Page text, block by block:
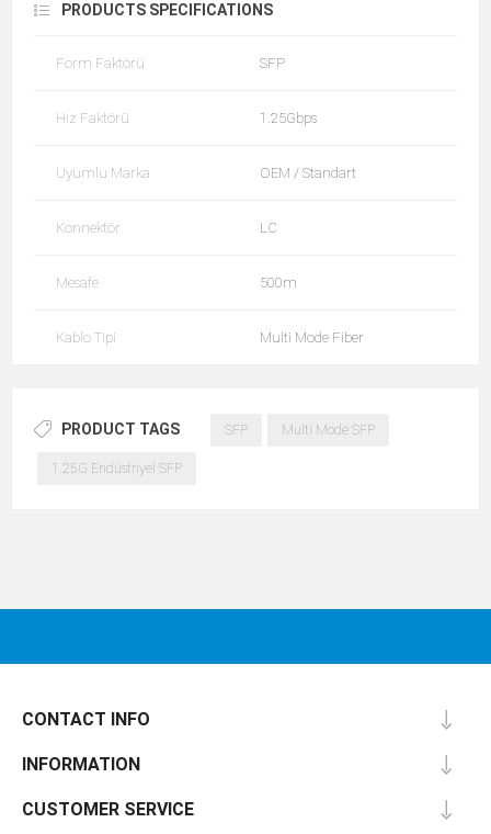
PRODUCTS SPECIFICATIONS
Form Faktörü SFP
Hız Faktörü 1.25Gbps
Uyumlu Marka OEM / Standart
Konnektör LC
Mesafe 500m
Kablo Tipi Multi Mode Fiber
PRODUCT TAGS SFP Multi Mode SFP
1.25G Endüstriyel SFP
CONTACT INFO
INFORMATION
CUSTOMER SERVICE